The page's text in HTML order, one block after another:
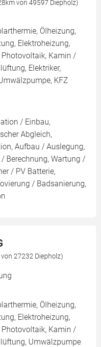
von 49597 Diepholz)
Ölheizung,
Elektroheizung,
Photovoltaik, Kamin /
Elektriker,
KFZ
/ Einbau,
Abgleich,
Aufbau / Auslegung,
Berechnung, Wartung /
/ PV Batterie,
/ Badsanierung,
27232 Diepholz)
Ölheizung,
Elektroheizung,
Photovoltaik, Kamin /
Umwälzpumpe